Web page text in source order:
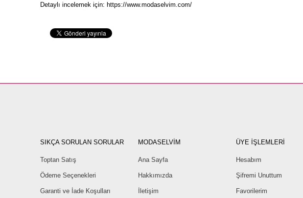
Detaylı incelemek için: https://www.modaselvim.com/
SIKÇA SORULAN SORULAR
Toptan Satış
Ödeme Seçenekleri
Garanti ve İade Koşulları
MODASELVİM
Ana Sayfa
Hakkımızda
İletişim
ÜYE İŞLEMLERİ
Hesabım
Şifremi Unuttum
Favorilerim